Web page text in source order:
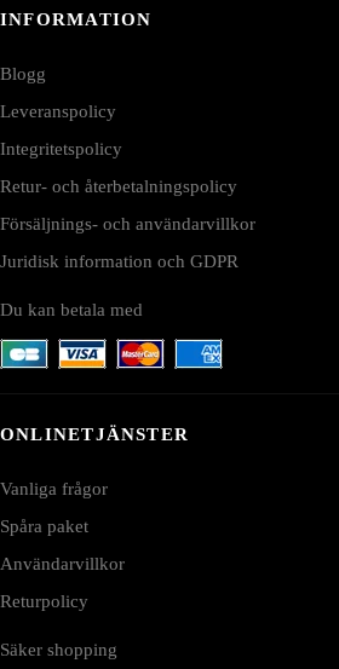
INFORMATION
Blogg
Leveranspolicy
Integritetspolicy
Retur- och återbetalningspolicy
Försäljnings- och användarvillkor
Juridisk information och GDPR
Du kan betala med
ONLINETJÄNSTER
Vanliga frågor
Spåra paket
Användarvillkor
Returpolicy
Säker shopping